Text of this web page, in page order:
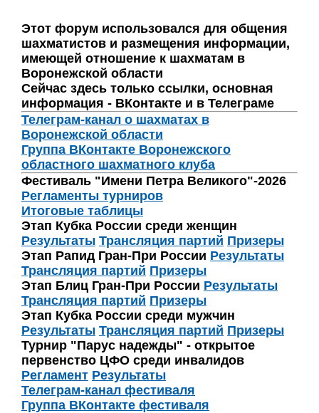
Этот форум использовался для общения
шахматистов и размещения информации,
имеющей отношение к шахматам в
Воронежской области
Сейчас здесь только ссылки, основная
информация - ВКонтакте и в Телеграме
Телеграм-канал о шахматах в
Воронежской области
Группа ВКонтакте Воронежского
областного шахматного клуба
Фестиваль "Имени Петра Великого"-2026
Регламенты турниров
Итоговые таблицы
Этап Кубка России среди женщин
Результаты Трансляция партий Призеры
Этап Рапид Гран-При России Результаты
Трансляция партий Призеры
Этап Блиц Гран-При России Результаты
Трансляция партий Призеры
Этап Кубка России среди мужчин
Результаты Трансляция партий Призеры
Турнир "Парус надежды" - открытое
первенство ЦФО среди инвалидов
Регламент Результаты
Телеграм-канал фестиваля
Группа ВКонтакте фестиваля